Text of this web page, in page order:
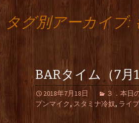
タグ別アーカイブ:
BARタイム（7月
2018年7月18日 ３．本日
プンマイク,スタミナ冷奴, ライブ